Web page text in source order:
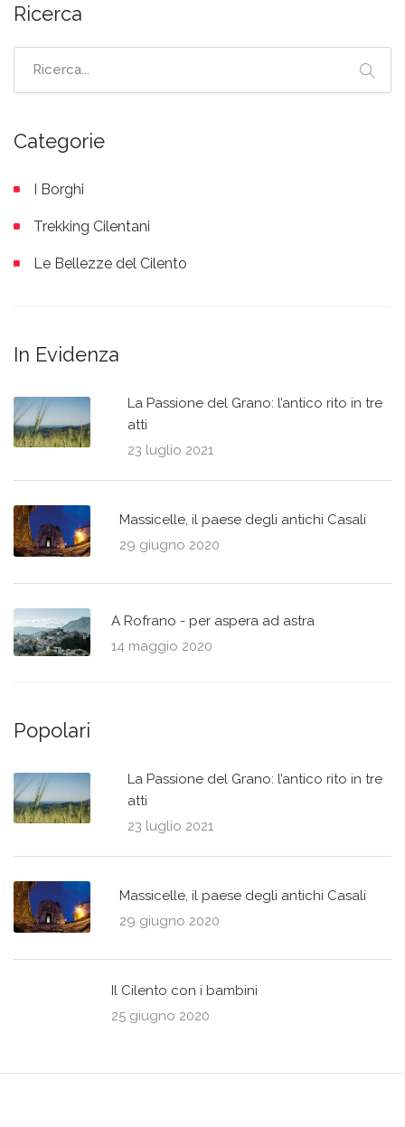
Ricerca
Categorie
I Borghi
Trekking Cilentani
Le Bellezze del Cilento
In Evidenza
La Passione del Grano: l’antico rito in tre
atti
23 luglio 2021
Massicelle, il paese degli antichi Casali
29 giugno 2020
A Rofrano - per aspera ad astra
14 maggio 2020
Popolari
La Passione del Grano: l’antico rito in tre
atti
23 luglio 2021
Massicelle, il paese degli antichi Casali
29 giugno 2020
Il Cilento con i bambini
25 giugno 2020